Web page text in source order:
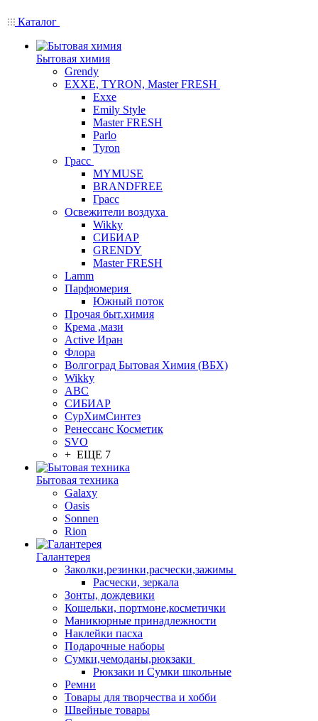
Каталог
Бытовая химия
Grendy
EXXE, TYRON, Master FRESH
Exxe
Emily Style
Master FRESH
Parlo
Tyron
Грасс
MYMUSE
BRANDFREE
Грасс
Освежители воздуха
Wikky
СИБИАР
GRENDY
Master FRESH
Lamm
Парфюмерия
Южный поток
Прочая быт.химия
Крема ,мази
Аctive Иран
Флора
Волгоград Бытовая Химия (ВБХ)
Wikky
АВС
СИБИАР
СурХимСинтез
Ренессанс Косметик
SVO
+ ЕЩЕ 7
Бытовая техника
Galaxy
Oasis
Sonnen
Rion
Галантерея
Заколки,резинки,расчески,зажимы
Расчески, зеркала
Зонты, дождевики
Кошельки, портмоне,косметички
Маникюрные принадлежности
Наклейки пасха
Подарочные наборы
Сумки,чемоданы,рюкзаки
Рюкзаки и Сумки школьные
Ремни
Товары для творчества и хобби
Швейные товары